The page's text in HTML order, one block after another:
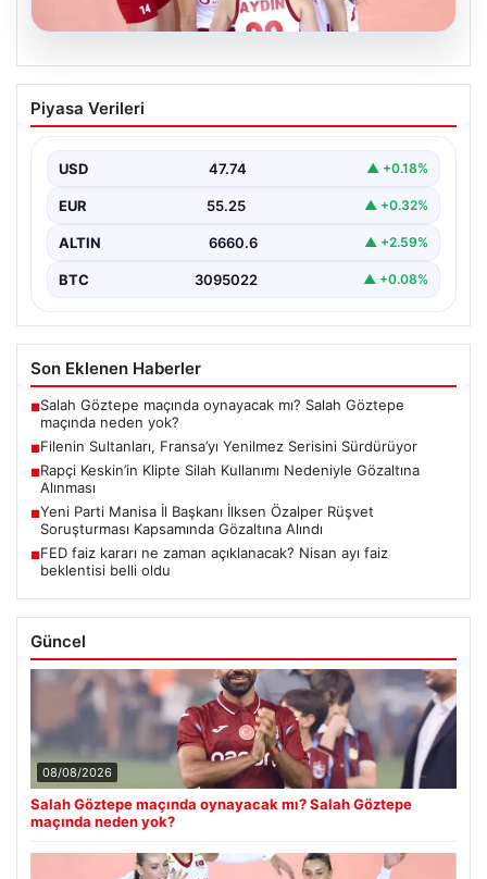
Filenin Sultanları, Fransa’yı Yenilmez
Serisini Sürdürüyor
öncesinde yaptığı hazırlık maçlarında gösterdiği üstün
performansla…
Piyasa Verileri
USD 47.74 ▲ +0.18%
EUR 55.25 ▲ +0.32%
ALTIN 6660.6 ▲ +2.59%
BTC 3095022 ▲ +0.08%
Son Eklenen Haberler
■Salah Göztepe maçında oynayacak mı? Salah Göztepe
maçında neden yok?
■Filenin Sultanları, Fransa’yı Yenilmez Serisini Sürdürüyor
■Rapçi Keskin’in Klipte Silah Kullanımı Nedeniyle Gözaltına
Alınması
■Yeni Parti Manisa İl Başkanı İlksen Özalper Rüşvet
Soruşturması Kapsamında Gözaltına Alındı
■FED faiz kararı ne zaman açıklanacak? Nisan ayı faiz
beklentisi belli oldu
Güncel
08/08/2026
Salah Göztepe maçında oynayacak mı? Salah Göztepe
maçında neden yok?